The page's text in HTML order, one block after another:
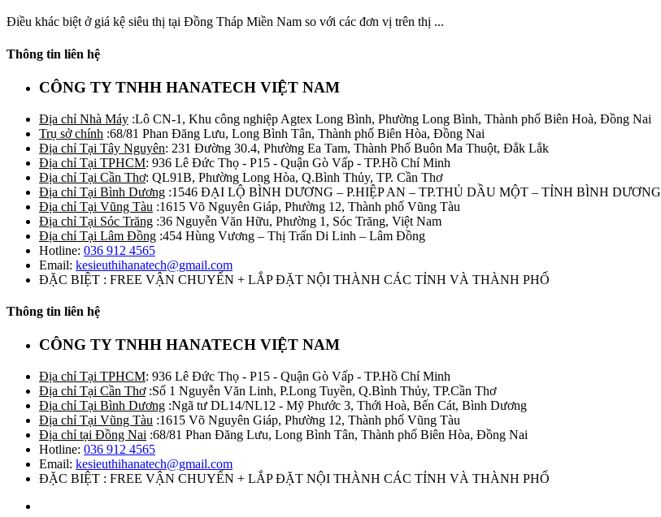
Điều khác biệt ở giá kệ siêu thị tại Đồng Tháp Miền Nam so với các đơn vị trên thị ...
Thông tin liên hệ
CÔNG TY TNHH HANATECH VIỆT NAM
Địa chỉ Nhà Máy :Lô CN-1, Khu công nghiệp Agtex Long Bình, Phường Long Bình, Thành phố Biên Hoà, Đồng Nai
Trụ sở chính :68/81 Phan Đăng Lưu, Long Bình Tân, Thành phố Biên Hòa, Đồng Nai
Địa chỉ Tại Tây Nguyên: 231 Đường 30.4, Phường Ea Tam, Thành Phố Buôn Ma Thuột, Đắk Lắk
Địa chỉ Tại TPHCM: 936 Lê Đức Thọ - P15 - Quận Gò Vấp - TP.Hồ Chí Minh
Địa chỉ Tại Cần Thơ: QL91B, Phường Long Hòa, Q.Bình Thủy, TP. Cần Thơ
Địa chỉ Tại Bình Dương :1546 ĐẠI LỘ BÌNH DƯƠNG – P.HIỆP AN – TP.THỦ DẦU MỘT – TỈNH BÌNH DƯƠNG
Địa chỉ Tại Vũng Tàu :1615 Võ Nguyên Giáp, Phường 12, Thành phố Vũng Tàu
Địa chỉ Tại Sóc Trăng :36 Nguyễn Văn Hữu, Phường 1, Sóc Trăng, Việt Nam
Địa chỉ Tại Lâm Đồng :454 Hùng Vương – Thị Trấn Di Linh – Lâm Đồng
Hotline: 036 912 4565
Email: kesieuthihanatech@gmail.com
ĐẶC BIỆT : FREE VẬN CHUYỂN + LẮP ĐẶT NỘI THÀNH CÁC TỈNH VÀ THÀNH PHỐ
Thông tin liên hệ
CÔNG TY TNHH HANATECH VIỆT NAM
Địa chỉ Tại TPHCM: 936 Lê Đức Thọ - P15 - Quận Gò Vấp - TP.Hồ Chí Minh
Địa chỉ Tại Cần Thơ:Số 1 Nguyễn Văn Linh, P.Long Tuyền, Q.Bình Thủy, TP.Cần Thơ
Địa chỉ Tại Bình Dương :Ngã tư DL14/NL12 - Mỹ Phước 3, Thới Hoà, Bến Cát, Bình Dương
Địa chỉ Tại Vũng Tàu :1615 Võ Nguyên Giáp, Phường 12, Thành phố Vũng Tàu
Địa chỉ tại Đồng Nai :68/81 Phan Đăng Lưu, Long Bình Tân, Thành phố Biên Hòa, Đồng Nai
Hotline: 036 912 4565
Email: kesieuthihanatech@gmail.com
ĐẶC BIỆT : FREE VẬN CHUYỂN + LẮP ĐẶT NỘI THÀNH CÁC TỈNH VÀ THÀNH PHỐ